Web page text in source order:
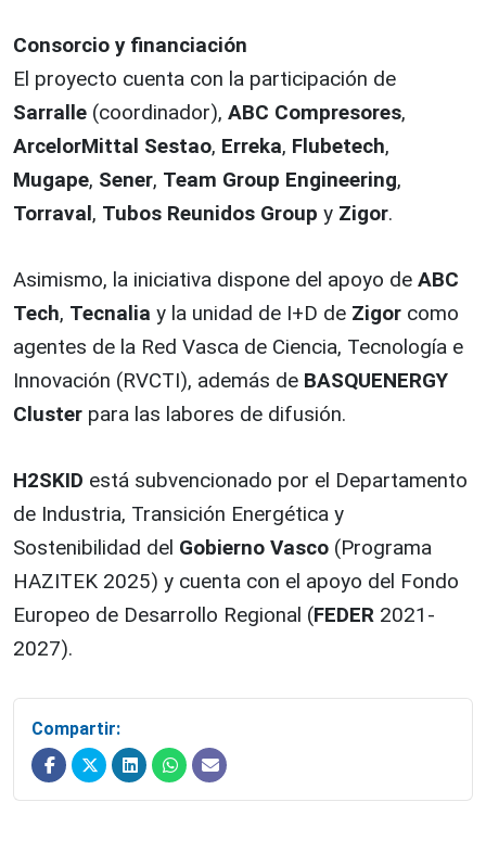
Consorcio y financiación
El proyecto cuenta con la participación de
Sarralle (coordinador), ABC Compresores,
ArcelorMittal Sestao, Erreka, Flubetech,
Mugape, Sener, Team Group Engineering,
Torraval, Tubos Reunidos Group y Zigor.
Asimismo, la iniciativa dispone del apoyo de ABC
Tech, Tecnalia y la unidad de I+D de Zigor como
agentes de la Red Vasca de Ciencia, Tecnología e
Innovación (RVCTI), además de BASQUENERGY
Cluster para las labores de difusión.
H2SKID está subvencionado por el Departamento
de Industria, Transición Energética y
Sostenibilidad del Gobierno Vasco (Programa
HAZITEK 2025) y cuenta con el apoyo del Fondo
Europeo de Desarrollo Regional (FEDER 2021-
2027).
Compartir: